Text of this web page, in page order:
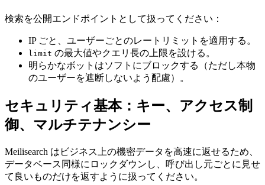
検索を公開エンドポイントとして扱ってください：
IP ごと、ユーザーごとのレートリミットを適用する。
limit の最大値やクエリ長の上限を設ける。
明らかなボットはソフトにブロックする（ただし本物
のユーザーを遮断しないよう配慮）。
セキュリティ基本：キー、アクセス制
御、マルチテナンシー
Meilisearch はビジネス上の機密データを高速に返せるため、
データベース同様にロックダウンし、呼び出し元ごとに見せ
て良いものだけを返すように扱ってください。